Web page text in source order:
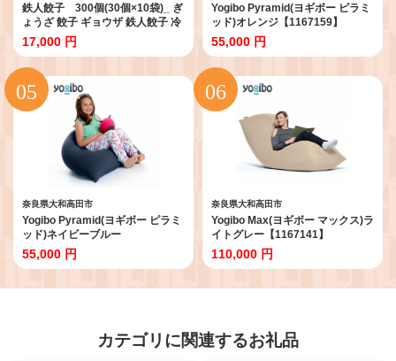
鉄人餃子 300個(30個×10袋)_ ぎ
ょうざ 餃子 ギョウザ 鉄人餃子 冷
凍 総菜 中華 おかず おつまみ 人気
おすすめ 贈答 ギフト 送料無料 お
取り寄せ 国産 奈良県 簡単調理 便
利 【1469397】
17,000 円
Yogibo Pyramid(ヨギボー ピラミ
ッド)オレンジ【1167159】
55,000 円
奈良県大和高田市
Yogibo Pyramid(ヨギボー ピラミ
ッド)ネイビーブルー
【1167150】
55,000 円
奈良県大和高田市
Yogibo Max(ヨギボー マックス)ラ
イトグレー【1167141】
110,000 円
カテゴリに関連するお礼品